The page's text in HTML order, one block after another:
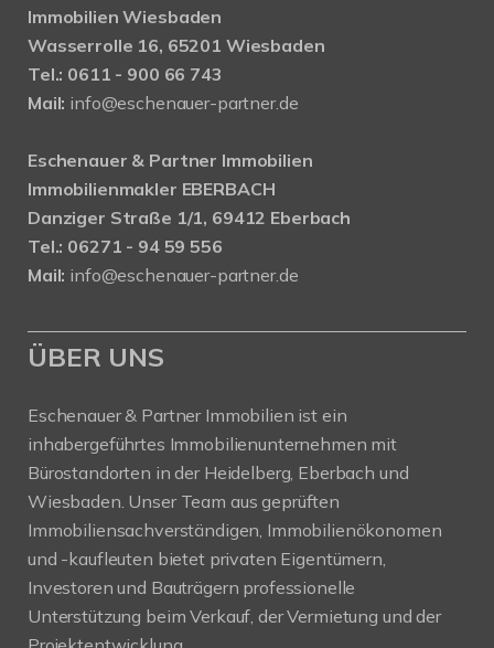
Immobilien Wiesbaden
Wasserrolle 16, 65201 Wiesbaden
Tel.: 0611 - 900 66 743
Mail: info@eschenauer-partner.de
Eschenauer & Partner Immobilien
Immobilienmakler EBERBACH
Danziger Straße 1/1, 69412 Eberbach
Tel.: 06271 - 94 59 556
Mail: info@eschenauer-partner.de
ÜBER UNS
Eschenauer & Partner Immobilien ist ein
inhabergeführtes Immobilienunternehmen mit
Bürostandorten in der Heidelberg, Eberbach und
Wiesbaden. Unser Team aus geprüften
Immobiliensachverständigen, Immobilienökonomen
und -kaufleuten bietet privaten Eigentümern,
Investoren und Bauträgern professionelle
Unterstützung beim Verkauf, der Vermietung und der